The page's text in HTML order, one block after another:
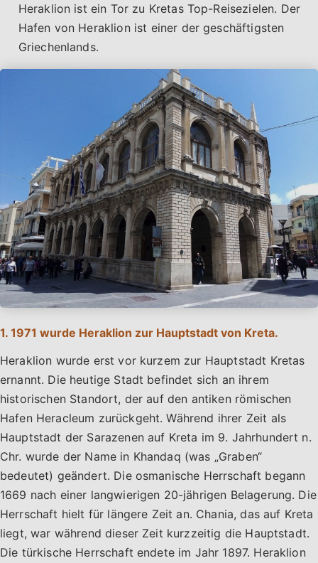
Heraklion ist ein Tor zu Kretas Top-Reisezielen. Der
Hafen von Heraklion ist einer der geschäftigsten
Griechenlands.
1. 1971 wurde Heraklion zur Hauptstadt von Kreta.
Heraklion wurde erst vor kurzem zur Hauptstadt Kretas
ernannt. Die heutige Stadt befindet sich an ihrem
historischen Standort, der auf den antiken römischen
Hafen Heracleum zurückgeht. Während ihrer Zeit als
Hauptstadt der Sarazenen auf Kreta im 9. Jahrhundert n.
Chr. wurde der Name in Khandaq (was „Graben“
bedeutet) geändert. Die osmanische Herrschaft begann
1669 nach einer langwierigen 20-jährigen Belagerung. Die
Herrschaft hielt für längere Zeit an. Chania, das auf Kreta
liegt, war während dieser Zeit kurzzeitig die Hauptstadt.
Die türkische Herrschaft endete im Jahr 1897. Heraklion